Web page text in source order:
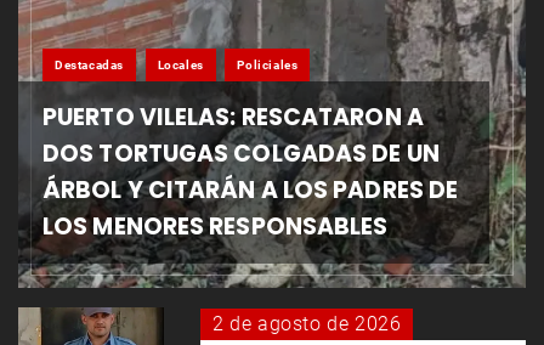
Destacadas Locales Policiales
PUERTO VILELAS: RESCATARON A
DOS TORTUGAS COLGADAS DE UN
ÁRBOL Y CITARÁN A LOS PADRES DE
LOS MENORES RESPONSABLES
2 de agosto de 2026